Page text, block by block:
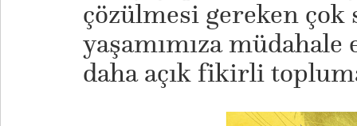
çözülmesi gereken çok
yaşamımıza
daha açık fikirli